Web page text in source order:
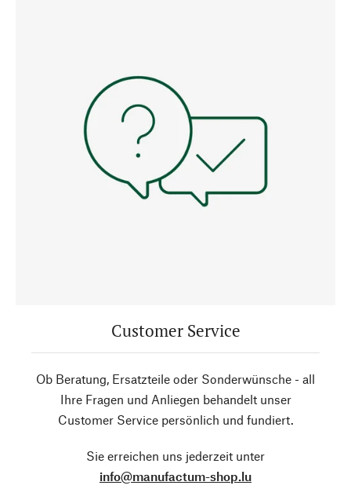
Customer Service
Ob Beratung, Ersatzteile oder Sonderwünsche - all
Ihre Fragen und Anliegen behandelt unser
Customer Service persönlich und fundiert.
Sie erreichen uns jederzeit unter
info@manufactum-shop.lu